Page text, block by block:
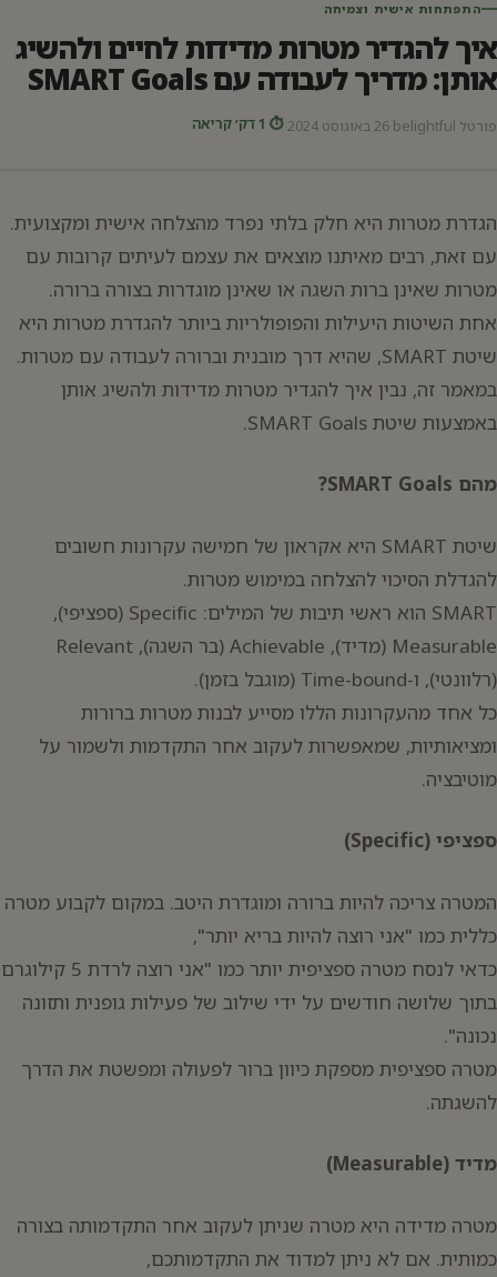
התפתחות אישית וצמיחה
איך להגדיר מטרות מדידות לחיים ולהשיג
אותן: מדריך לעבודה עם SMART Goals
פורטל belightful 26 באוגוסט 2024 ⏱ 1 דק׳ קריאה
הגדרת מטרות היא חלק בלתי נפרד מהצלחה אישית ומקצועית.
עם זאת, רבים מאיתנו מוצאים את עצמם לעיתים קרובות עם
מטרות שאינן ברות השגה או שאינן מוגדרות בצורה ברורה.
אחת השיטות היעילות והפופולריות ביותר להגדרת מטרות היא
שיטת SMART, שהיא דרך מובנית וברורה לעבודה עם מטרות.
במאמר זה, נבין איך להגדיר מטרות מדידות ולהשיג אותן
באמצעות שיטת SMART Goals.
מהם SMART Goals?
שיטת SMART היא אקראון של חמישה עקרונות חשובים
להגדלת הסיכוי להצלחה במימוש מטרות.
SMART הוא ראשי תיבות של המילים: Specific (ספציפי),
Measurable (מדיד), Achievable (בר השגה), Relevant
(רלוונטי), ו-Time-bound (מוגבל בזמן).
כל אחד מהעקרונות הללו מסייע לבנות מטרות ברורות
ומציאותיות, שמאפשרות לעקוב אחר התקדמות ולשמור על
מוטיבציה.
ספציפי (Specific)
המטרה צריכה להיות ברורה ומוגדרת היטב. במקום לקבוע מטרה
כללית כמו "אני רוצה להיות בריא יותר",
כדאי לנסח מטרה ספציפית יותר כמו "אני רוצה לרדת 5 קילוגרם
בתוך שלושה חודשים על ידי שילוב של פעילות גופנית ותזונה
נכונה".
מטרה ספציפית מספקת כיוון ברור לפעולה ומפשטת את הדרך
להשגתה.
מדיד (Measurable)
מטרה מדידה היא מטרה שניתן לעקוב אחר התקדמותה בצורה
כמותית. אם לא ניתן למדוד את התקדמותכם,